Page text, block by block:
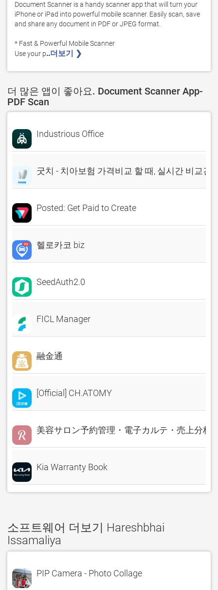
Document Scanner is a handy scanner app that will turn your
iPhone or iPad into powerful mobile scanner. Easily scan, save
and share any document in PDF or JPEG format.
* Fast & Powerful Mobile Scanner
Use your p..더보기 ❯
더 많은 앱이 좋아요. Document Scanner App-
PDF Scan
Industrious Office
굿치 - 치아보험 가격비교 할 때, 실시간 비교견
Posted: Get Paid to Create
헬로카코 biz
SeedAuth2.0
FICL Manager
融金通
[Official] CH.ATOMY
美容サロン予約管理・電子カルテ・売上分析
Kia Warranty Book
소프트웨어 더보기 Hareshbhai
Issamaliya
PIP Camera - Photo Collage